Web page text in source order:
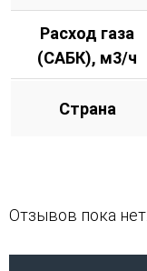
Расход газа
(САБК), м3/ч
Страна
Отзывов пока нет.